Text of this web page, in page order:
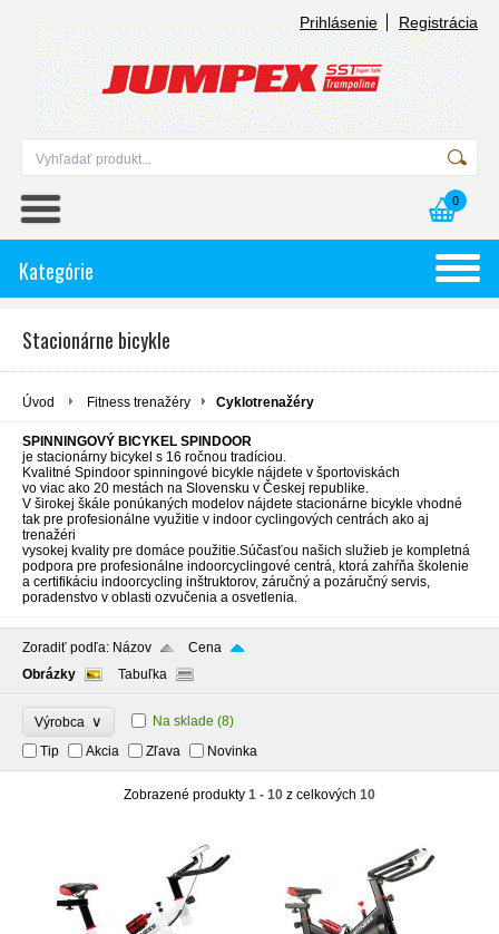
Prihlásenie Registrácia
0
Kategórie
Stacionárne bicykle
Úvod Fitness trenažéry Cyklotrenažéry
SPINNINGOVÝ BICYKEL SPINDOOR
je stacionárny bicykel s 16 ročnou tradíciou.
Kvalitné Spindoor spinningové bicykle nájdete v športoviskách
vo viac ako 20 mestách na Slovensku v Českej republike.
V širokej škále ponúkaných modelov nájdete stacionárne bicykle vhodné
tak pre profesionálne využitie v indoor cyclingových centrách ako aj
trenažéri
vysokej kvality pre domáce použitie.Súčasťou našich služieb je kompletná
podpora pre profesionálne indoorcyclingové centrá, ktorá zahŕňa školenie
a certifikáciu indoorcycling inštruktorov, záručný a pozáručný servis,
poradenstvo v oblasti ozvučenia a osvetlenia.
Zoradiť podľa: Názov
Cena
Obrázky
Tabuľka
Výrobca ∨ Na sklade (8)
Tip
Akcia Zľava Novinka
Zobrazené produkty 1 - 10 z celkových 10